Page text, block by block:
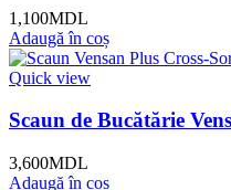
1,100MDL
Adaugă în coș
Quick view
Scaun de Bucătărie
3,600MDL
Adaugă în coș